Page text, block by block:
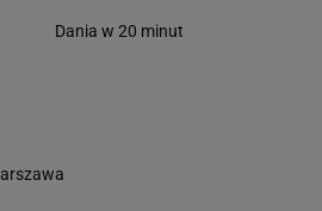
Dania w 20 minut